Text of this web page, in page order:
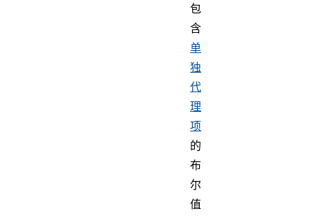
包
含
单
独
代
理
项
的
布
尔
值